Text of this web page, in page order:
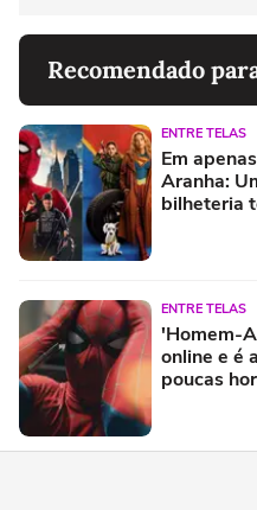
Recomendado
ENTRE TELAS
Em
Aranha:
bilheteria
ENTRE TELAS
'Homem-
online e é
poucas